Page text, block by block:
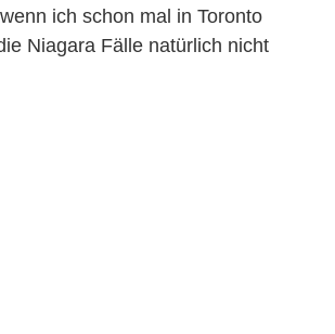
ich schon mal in Toronto
Niagara Fälle natürlich nicht